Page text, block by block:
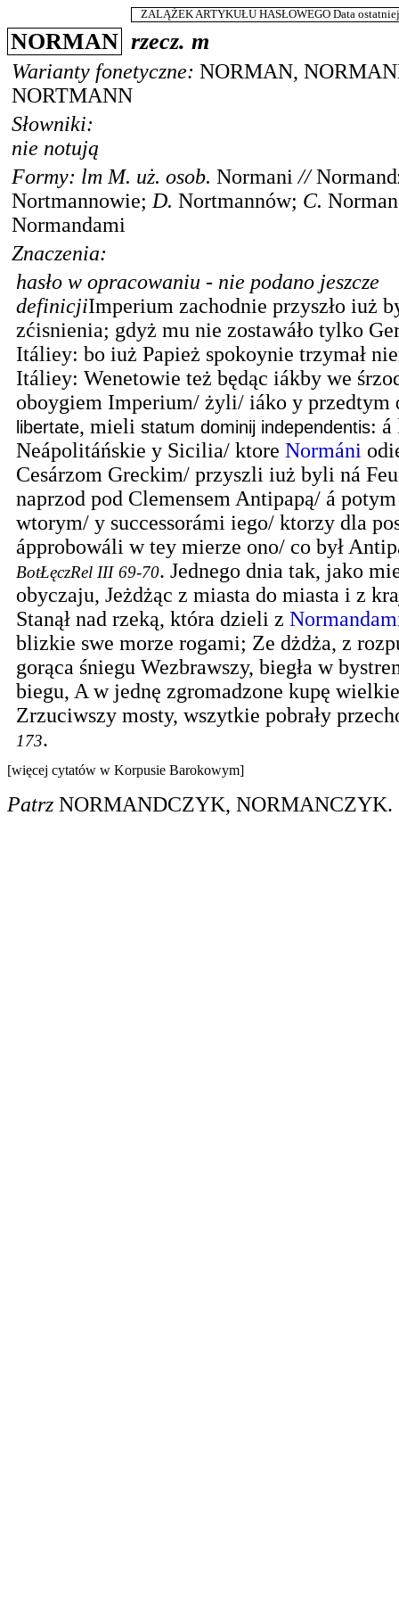
ZALĄŻEK ARTYKUŁU HASŁOWEGO Data
NORMAN rzecz. m
Warianty fonetyczne: NORMAN,
NORTMANN
Słowniki:
nie notują
Formy: lm M. uż. osob. Normani //
Nortmannowie; D. Nortmannów; C.
Normandami
Znaczenia:
hasło w opracowaniu - nie podano jeszcze
definicjiImperium zachodnie przyszło iuż
zćisnienia; gdyż mu nie zostawáło tylko
Itáliey: bo iuż Papież spokoynie trzymał
Itáliey: Wenetowie też będąc iákby we
oboygiem Imperium/ żyli/ iáko y przedtym
libertate, mieli statum dominij independentis: á
Neápolitáńskie y Sicilia/ ktore Normáni
Cesárzom Greckim/ przyszli iuż byli ná
naprzod pod Clemensem Antipapą/ á
wtorym/ y successorámi iego/ ktorzy dla
ápprobowáli w tey mierze ono/ co był
BotŁęczRel III 69-70. Jednego dnia tak, jako
obyczaju, Jeżdżąc z miasta do miasta i z
Stanął nad rzeką, która dzieli z
blizkie swe morze rogami; Ze dżdża, z
gorąca śniegu Wezbrawszy, biegła w
biegu, A w jednę zgromadzone kupę
Zrzuciwszy mosty, wszytkie pobrały
173.
[więcej cytatów w Korpusie Barokowym]
Patrz NORMANDCZYK, NORMANCZYK.